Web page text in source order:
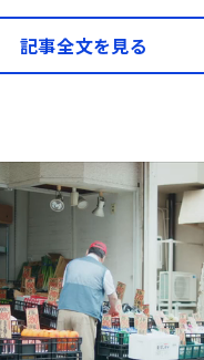
記事全文を見る